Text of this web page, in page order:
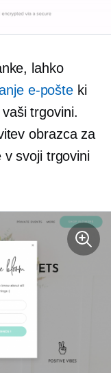
lahko
e-pošte ki
trgovini.
obrazca za
v svoji trgovini